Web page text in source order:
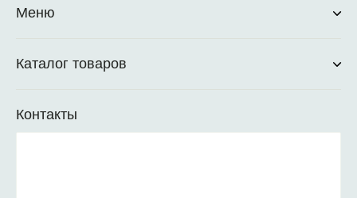
Меню
Каталог товаров
Контакты